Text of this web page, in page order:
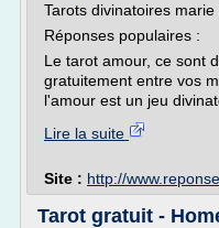
Tarots divinatoires marie
Réponses populaires :
Le tarot amour, ce sont
gratuitement entre vos
l'amour est un jeu
Lire la suite
Site : http://
Tarot gratuit -